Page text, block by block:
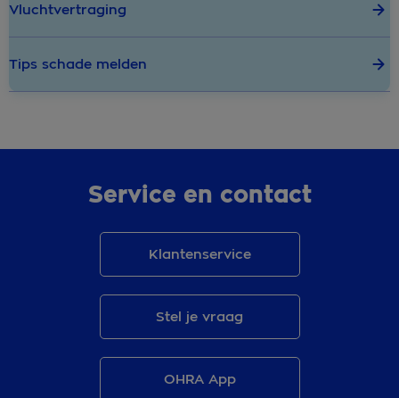
Vluchtvertraging
Tips schade melden
Service en contact
Klantenservice
Stel je vraag
OHRA App